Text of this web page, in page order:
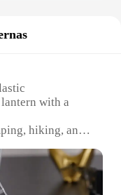
with a
hiking, and
with a
Compact and